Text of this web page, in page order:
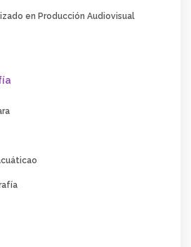
en Producción Audiovisual